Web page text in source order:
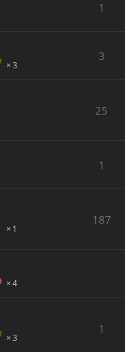
1
3
3
25
1
1
187
4
3
1